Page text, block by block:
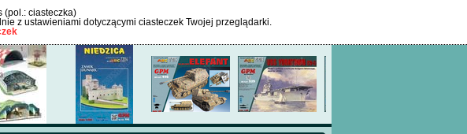
(pol.: ciasteczka)
z ustawieniami dotyczącymi ciasteczek Twojej przeglądarki.